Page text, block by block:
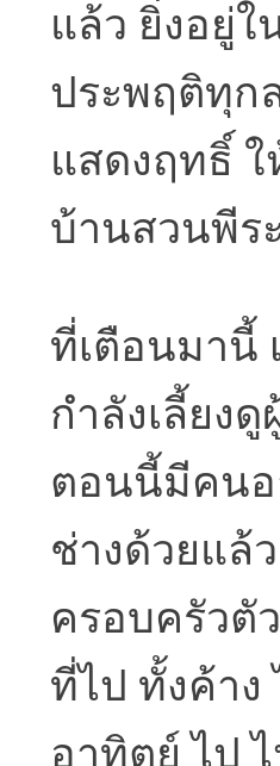
แล้ว ยิ่งอยู่
ประพฤติทุก
แสดงฤทธิ์ ใ
บ้านสวนพีร
ที่เตือนมานี้
กำลังเลี้ยง
ตอนนี้มีคนอ
ช่างด้วยแล้
ครอบครัวตั
ที่ไป ทั้งค้าง
อาทิตย์ ไป